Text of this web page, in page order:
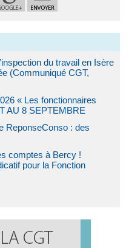
du travail en Isère
(Communiqué CGT,
« Les fonctionnaires
AU 8 SEPTEMBRE
ReponseConso : des
comptes à Bercy !
pour la Fonction